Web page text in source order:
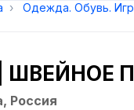
Одежда. Обувь.
| ШВЕЙНОЕ
Россия